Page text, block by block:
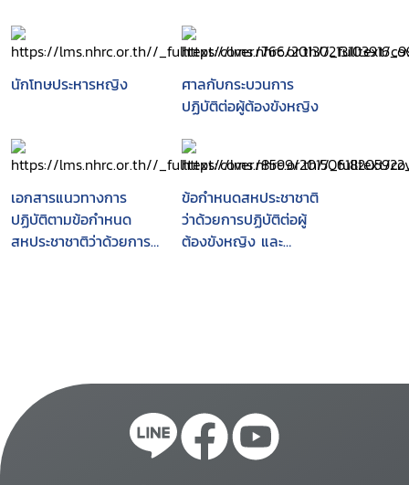
นักโทษประหารหญิง
ศาลกับกระบวนการ
ปฏิบัติต่อผู้ต้องขังหญิง
เอกสารแนวทางการ
ปฏิบัติตามข้อกำหนด
สหประชาชาติว่าด้วยการ
ข้อกำหนดสหประชาชาติ
ว่าด้วยการปฏิบัติต่อผู้
ต้องขังหญิง และ